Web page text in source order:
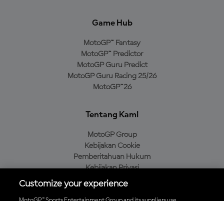
Game Hub
MotoGP™ Fantasy
MotoGP™ Predictor
MotoGP Guru Predict
MotoGP Guru Racing 25/26
MotoGP™26
Tentang Kami
MotoGP Group
Kebijakan Cookie
Pemberitahuan Hukum
Kebijakan Privasi
Kebijakan Pembelian
Customize your experience